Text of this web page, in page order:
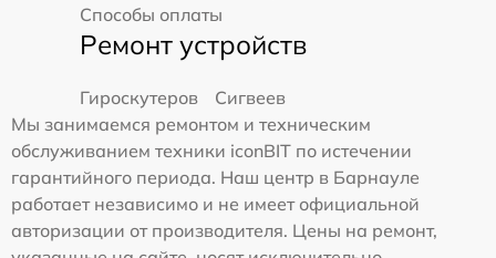
Способы оплаты
Ремонт устройств
Гироскутеров
Сигвеев
Мы занимаемся ремонтом и техническим
обслуживанием техники iconBIT по истечении
гарантийного периода. Наш центр в Барнауле
работает независимо и не имеет официальной
авторизации от производителя. Цены на ремонт,